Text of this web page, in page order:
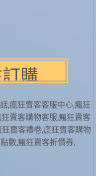
,瘋狂賣客客服中心,瘋狂
賣客購物客服,瘋狂賣客
賣客禮卷,瘋狂賣客購物
數,瘋狂賣客折價券,